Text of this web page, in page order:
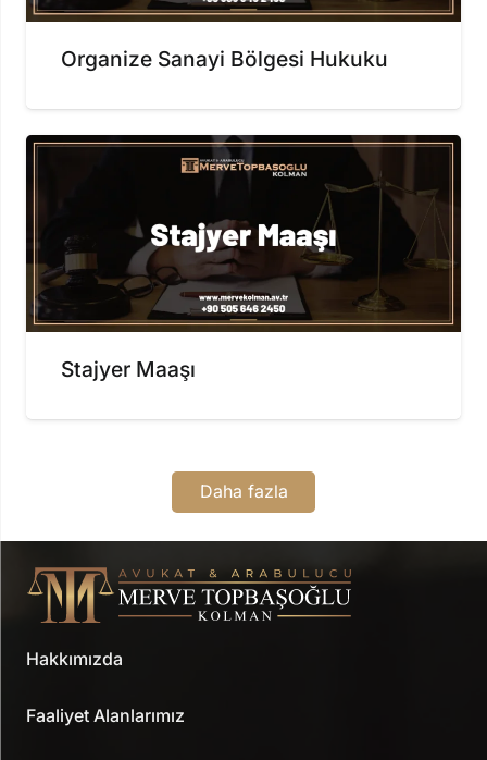
Organize Sanayi Bölgesi Hukuku
Stajyer Maaşı
Daha fazla
Hakkımızda
Faaliyet Alanlarımız